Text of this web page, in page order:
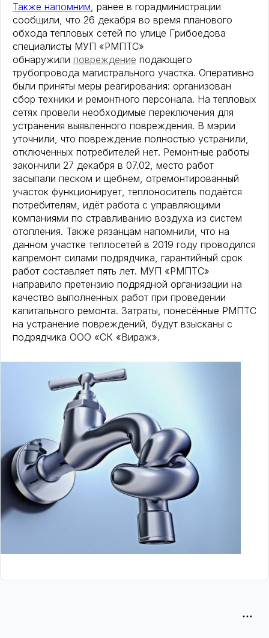
Также напомним, ранее в горадминистрации
сообщили, что 26 декабря во время планового
обхода тепловых сетей по улице Грибоедова
специалисты МУП «РМПТС»
обнаружили повреждение подающего
трубопровода магистрального участка. Оперативно
были приняты меры реагирования: организован
сбор техники и ремонтного персонала. На тепловых
сетях провели необходимые переключения для
устранения выявленного повреждения. В мэрии
уточнили, что повреждение полностью устранили,
отключенных потребителей нет. Ремонтные работы
закончили 27 декабря в 07.02, место работ
засыпали песком и щебнем, отремонтированный
участок функционирует, теплоноситель подаётся
потребителям, идёт работа с управляющими
компаниями по стравливанию воздуха из систем
отопления. Также рязанцам напомнили, что на
данном участке теплосетей в 2019 году проводился
капремонт силами подрядчика, гарантийный срок
работ составляет пять лет. МУП «РМПТС»
направило претензию подрядной организации на
качество выполненных работ при проведении
капитального ремонта. Затраты, понесённые РМПТС
на устранение повреждений, будут взысканы с
подрядчика ООО «СК «Вираж».